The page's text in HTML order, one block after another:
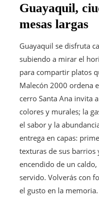
Guayaquil,
mesas largas
Guayaquil se disfruta
subiendo a mirar el
para compartir platos
Malecón 2000 ordena
cerro Santa Ana invita
colores y murales; la
el sabor y la
entrega en capas:
texturas de sus
encendido de un
servido. Volverás con
el gusto en la memoria.